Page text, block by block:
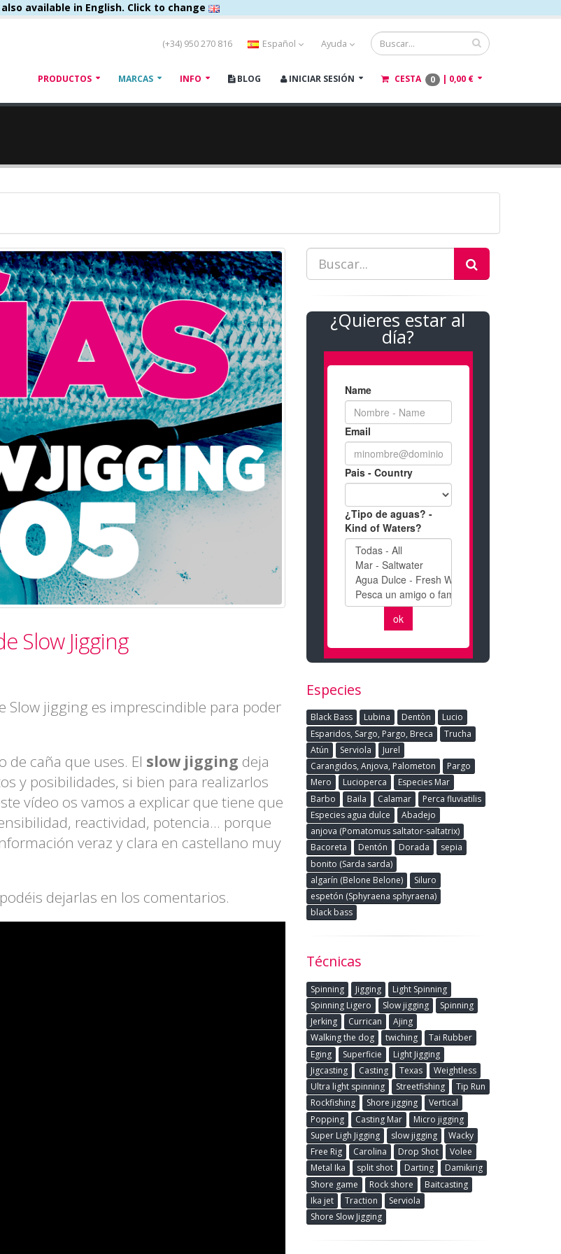
available in English. Click to change
(+34) 950 270 816 Español Ayuda
PRODUCTOS MARCAS INFO BLOG INICIAR SESIÓN CESTA 0 | 0,00 €
Slow Jigging
Slow jigging es imprescindible para poder
caña que uses. El slow jigging deja
y posibilidades, si bien para realizarlos
vídeo os vamos a explicar que tiene que
reactividad, potencia... porque
veraz y clara en castellano muy
dejarlas en los comentarios.
¿Quieres estar al
día?
Especies
Black Bass Lubina Dentòn
Lucio
Esparidos, Sargo, Pargo, Breca
Trucha
Atún
Serviola
Jurel
Carangidos, Anjova, Palometon
Pargo
Mero
Lucioperca
Especies Mar
Barbo
Baila Calamar
Perca fluviatilis
Especies agua dulce
Abadejo
anjova (Pomatomus saltator-saltatrix)
Bacoreta
Dentón Dorada
sepia
bonito (Sarda sarda)
algarín (Belone Belone)
Siluro
espetón (Sphyraena sphyraena)
black bass
Técnicas
Spinning Jigging
Light Spinning
Spinning Ligero
Slow jigging
Spinning
Jerking
Currican
Ajing
Walking the dog
twiching
Tai Rubber
Eging
Superficie
Light Jigging
Jigcasting
Casting Texas
Weightless
Ultra light spinning
Streetfishing
Tip Run
Rockfishing
Shore jigging
Vertical
Popping
Casting Mar
Micro jigging
Super Ligh Jigging
slow jigging
Wacky
Free Rig
Carolina Drop Shot
Volee
Metal Ika
split shot Darting
Damikirig
Shore game
Rock shore
Baitcasting
Ika jet
Traction
Serviola
Shore Slow Jigging